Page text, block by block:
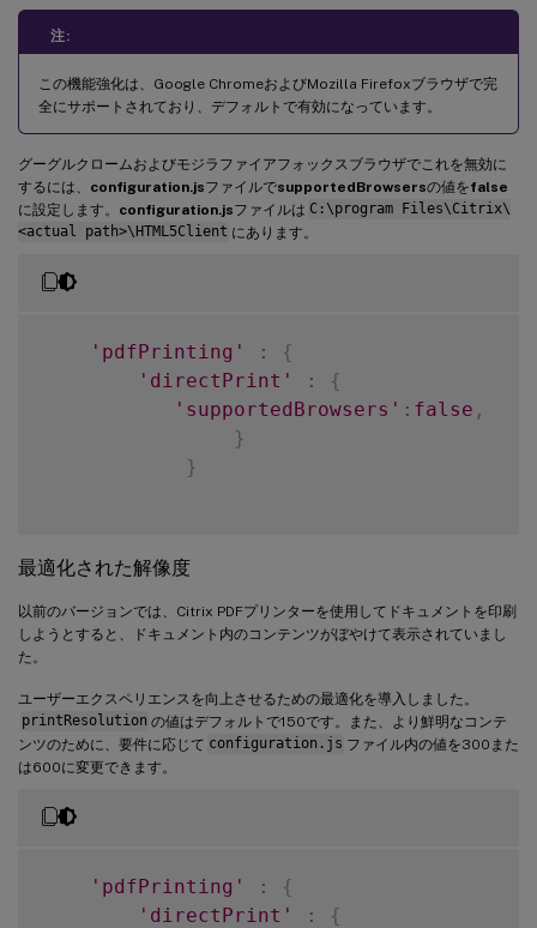
注:
この機能強化は、Google ChromeおよびMozilla Firefoxブラウザで完
全にサポートされており、デフォルトで有効になっています。
グーグルクロームおよびモジラファイアフォックスブラウザでこれを無効に
するには、 configuration.jsファイルでsupportedBrowsersの値をfalse
に設定します。 configuration.jsファイルは C:\program Files\Citrix\
<actual path>\HTML5Client にあります。
'pdfPrinting' :
{
'directPrint'
:
{
'supportedBrowsers' : false ,
}
}
最適化された解像度
以前のバージョンでは、Citrix PDFプリンターを使用してドキュメントを印刷
しようとすると、ドキュメント内のコンテンツがぼやけて表示されていまし
た。
ユーザーエクスペリエンスを向上させるための最適化を導入しました。
printResolution の値はデフォルトで150です。また、より鮮明なコンテ
ンツのために、要件に応じて configuration.js ファイル内の値を300また
は600に変更できます。
'pdfPrinting' :
{
'directPrint'
:
{